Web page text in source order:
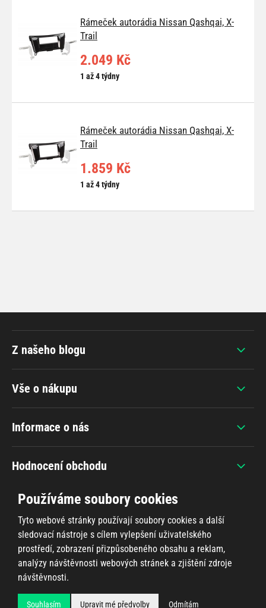
Rámeček autorádia Nissan Qashqai, X-
Trail
2.049 Kč
1 až 4 týdny
Rámeček autorádia Nissan Qashqai, X-
Trail
1.859 Kč
1 až 4 týdny
Vše o nákupu
Informace o nás
Hodnocení obchodu
+420 607 383 838
Z našeho blogu
Všechna práva vyhrazena © 2026Ahifi.cz, realizaceShean.cz
Používáme soubory cookies
Tyto webové stránky používají soubory cookies a další
sledovací nástroje s cílem vylepšení uživatelského
prostředí, zobrazení přizpůsobeného obsahu a reklam,
analýzy návštěvnosti webových stránek a zjištění zdroje
návštěvnosti.
Souhlasím Upravit mé předvolby Odmítám